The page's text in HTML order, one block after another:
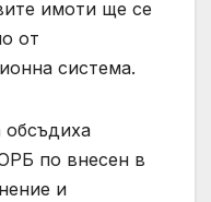
имоти ще се
от
система.
обсъдиха
по внесен в
и